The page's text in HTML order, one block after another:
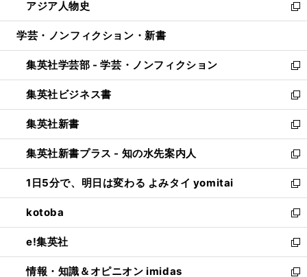
く
で
開
ド
ウ
開
く
ィ
ン
ウ
で
開
く
い
ウ
ン
ド
ウ
で
開
く
アジア人物史
新
し
ウ
ィ
ン
ド
ウ
で
開
く
学芸・ノンフィクション・新書
集英社学芸部 - 学芸・ノンフィクション
新
し
い
ウ
ィ
ン
ド
ウ
で
開
く
集英社ビジネス書
新
し
い
ウ
ィ
ン
ド
ウ
で
開
く
集英社新書
新
し
い
ウ
ィ
ン
ド
ウ
で
開
く
集英社新書プラス - 知の水先案内人
新
し
い
ウ
ィ
ン
ド
ウ
で
1日5分で、明日は変わる よみタイ yomitai
新
し
い
ウ
ィ
ン
ド
kotoba
新
し
い
ウ
ィ
e!集英社
新
し
い
情報・知識＆オピニオン imidas
新